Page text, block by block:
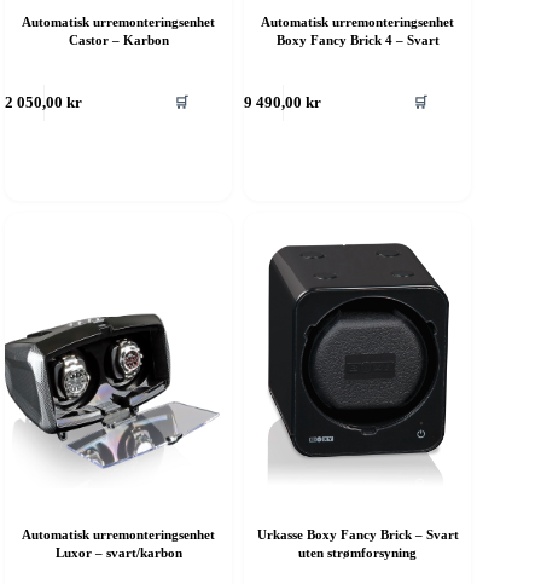
Automatisk urremonteringsenhet
Castor – Karbon
2 050,00kr 🛒
Automatisk urremonteringsenhet
Boxy Fancy Brick 4 – Svart
9 490,00kr 🛒
Automatisk urremonteringsenhet
Luxor – svart/karbon
Urkasse Boxy Fancy Brick – Svart
uten strømforsyning